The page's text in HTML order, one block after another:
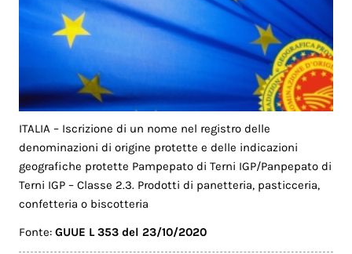
ITALIA – Iscrizione di un nome nel registro delle
denominazioni di origine protette e delle indicazioni
geografiche protette Pampepato di Terni IGP/Panpepato di
Terni IGP – Classe 2.3. Prodotti di panetteria, pasticceria,
confetteria o biscotteria
Fonte:GUUE L 353 del 23/10/2020